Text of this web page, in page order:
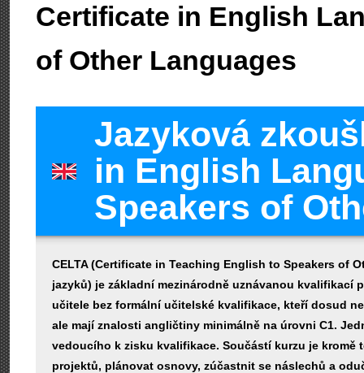
Certificate in English
of Other Languages
Jazyková
in English
Speakers of
CELTA (Certificate in Teaching English to Speakers
jazyků) je základní mezinárodně uznávanou
učitele bez formální učitelské kvalifikace, kteří dosud
ale mají znalosti angličtiny minimálně na úrovni C1.
vedoucího k zisku kvalifikace. Součástí kurzu je kromě
projektů, plánovat osnovy, zúčastnit se náslechů a